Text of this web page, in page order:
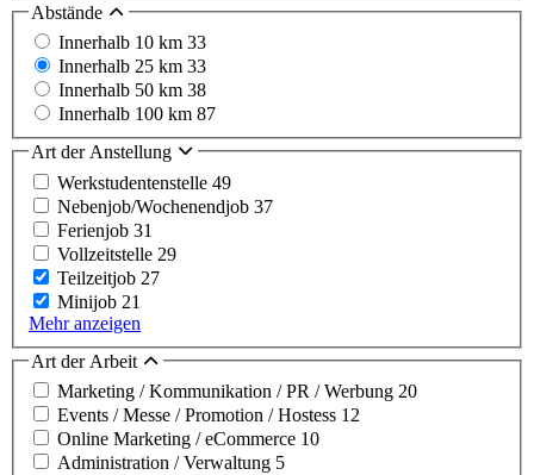
Abstände
Innerhalb 10 km 33
Innerhalb 25 km 33
Innerhalb 50 km 38
Innerhalb 100 km 87
Art der Anstellung
Werkstudentenstelle 49
Nebenjob/Wochenendjob 37
Ferienjob 31
Vollzeitstelle 29
Teilzeitjob 27
Minijob 21
Mehr anzeigen
Art der Arbeit
Marketing / Kommunikation / PR / Werbung 20
Events / Messe / Promotion / Hostess 12
Online Marketing / eCommerce 10
Administration / Verwaltung 5